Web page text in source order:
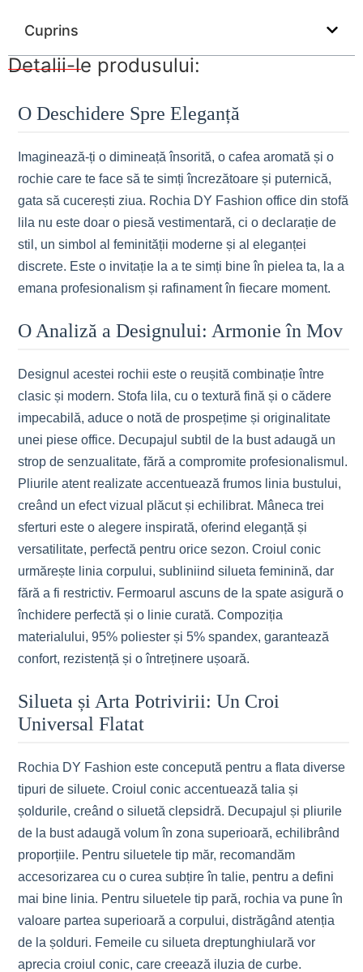
Cuprins
Detalii-le produsului:
O Deschidere Spre Eleganță
Imaginează-ți o dimineață însorită, o cafea aromată și o
rochie care te face să te simți încrezătoare și puternică,
gata să cucerești ziua. Rochia DY Fashion office din stofă
lila nu este doar o piesă vestimentară, ci o declarație de
stil, un simbol al feminității moderne și al eleganței
discrete. Este o invitație la a te simți bine în pielea ta, la a
emana profesionalism și rafinament în fiecare moment.
O Analiză a Designului: Armonie în Mov
Designul acestei rochii este o reușită combinație între
clasic și modern. Stofa lila, cu o textură fină și o cădere
impecabilă, aduce o notă de prospețime și originalitate
unei piese office. Decupajul subtil de la bust adaugă un
strop de senzualitate, fără a compromite profesionalismul.
Pliurile atent realizate accentuează frumos linia bustului,
creând un efect vizual plăcut și echilibrat. Mâneca trei
sferturi este o alegere inspirată, oferind eleganță și
versatilitate, perfectă pentru orice sezon. Croiul conic
urmărește linia corpului, subliniind silueta feminină, dar
fără a fi restrictiv. Fermoarul ascuns de la spate asigură o
închidere perfectă și o linie curată. Compoziția
materialului, 95% poliester și 5% spandex, garantează
confort, rezistență și o întreținere ușoară.
Silueta și Arta Potrivirii: Un Croi
Universal Flatat
Rochia DY Fashion este concepută pentru a flata diverse
tipuri de siluete. Croiul conic accentuează talia și
șoldurile, creând o siluetă clepsidră. Decupajul și pliurile
de la bust adaugă volum în zona superioară, echilibrând
proporțiile. Pentru siluetele tip măr, recomandăm
accesorizarea cu o curea subțire în talie, pentru a defini
mai bine linia. Pentru siluetele tip pară, rochia va pune în
valoare partea superioară a corpului, distrăgând atenția
de la șolduri. Femeile cu silueta dreptunghiulară vor
aprecia croiul conic, care creează iluzia de curbe.